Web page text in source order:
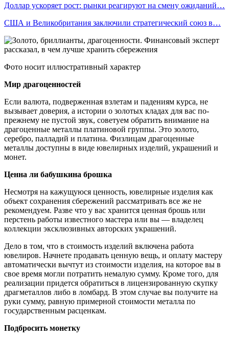
Доллар ускоряет рост: рынки реагируют на смену ожиданий…
США и Великобритания заключили стратегический союз в…
Фото носит иллюстративный характер
Мир драгоценностей
Если валюта, подверженная взлетам и падениям курса, не
вызывает доверия, а истории о золотых кладах для вас по-
прежнему не пустой звук, советуем обратить внимание на
драгоценные металлы платиновой группы. Это золото,
серебро, палладий и платина. Физлицам драгоценные
металлы доступны в виде ювелирных изделий, украшений и
монет.
Ценна ли бабушкина брошка
Несмотря на кажущуюся ценность, ювелирные изделия как
объект сохранения сбережений рассматривать все же не
рекомендуем. Разве что у вас хранится ценная брошь или
перстень работы известного мастера или вы — владелец
коллекции эксклюзивных авторских украшений.
Дело в том, что в стоимость изделий включена работа
ювелиров. Начнете продавать ценную вещь, и оплату мастеру
автоматически вычтут из стоимости изделия, на которое вы в
свое время могли потратить немалую сумму. Кроме того, для
реализации придется обратиться в лицензированную скупку
драгметаллов либо в ломбард. В этом случае вы получите на
руки сумму, равную примерной стоимости металла по
государственным расценкам.
Подбросить монетку